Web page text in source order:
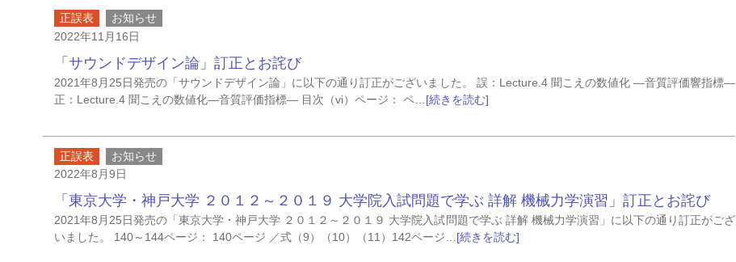
正誤表
お知らせ
2022年11月16日
「サウンドデザイン論」訂正とお詫び
2021年8月25日発売の「サウンドデザイン論」に以下の通り訂正がございました。 誤：Lecture.4 聞こえの数値化 ―音質評価響指標―
正：Lecture.4 聞こえの数値化―音質評価指標― 目次（vi）ページ： ペ… [続きを読む]
正誤表
お知らせ
2022年8月9日
「東京大学・神戸大学 ２０１２～２０１９ 大学院入試問題で学ぶ 詳解 機械力学演習」訂正とお詫び
2021年8月25日発売の「東京大学・神戸大学 ２０１２～２０１９ 大学院入試問題で学ぶ 詳解 機械力学演習」に以下の通り訂正がござ
いました。 140～144ページ： 140ページ ／式（9）（10）（11）142ページ… [続きを読む]